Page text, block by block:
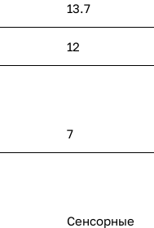
13.7
12
7
Сенсорные